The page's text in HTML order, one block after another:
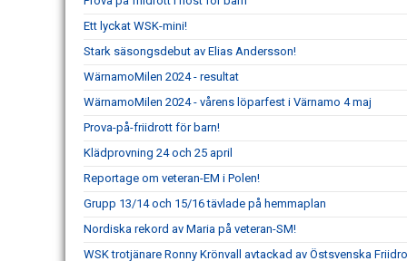
Ett lyckat WSK-mini!
Stark säsongsdebut av Elias Andersson!
WärnamoMilen 2024 - resultat
WärnamoMilen 2024 - vårens löparfest i Värnamo 4 maj
Prova-på-friidrott för barn!
Klädprovning 24 och 25 april
Reportage om veteran-EM i Polen!
Grupp 13/14 och 15/16 tävlade på hemmaplan
Nordiska rekord av Maria på veteran-SM!
WSK trotjänare Ronny Krönvall avtackad av Östsvenska